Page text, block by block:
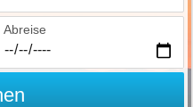
Abreise